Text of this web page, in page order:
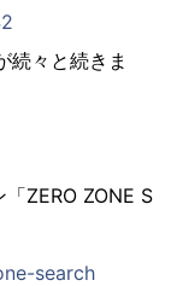
続々と続きま
ZERO ZONE S
search